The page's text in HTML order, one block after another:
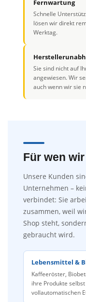
Fernwartung
Schnelle
lösen wir direkt
Werktag.
Sie sind nicht auf
angewiesen. Wir
auch wenn wir sie
Für wen
Unsere Kunden
Unternehmen –
verbindet: Sie
zusammen, weil
Shop steht,
gebraucht wird.
Lebensmittel &
Kaffeeröster,
ihre Produkte
vollautomatischen